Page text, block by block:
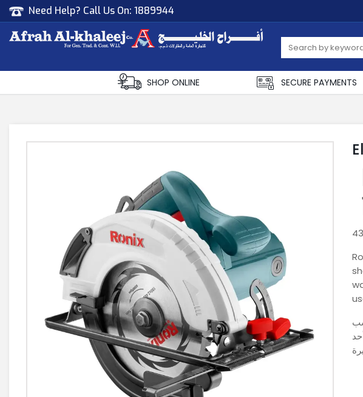
Need Help? Call Us On: 1889944
SHOP ONLINE SECURE PAYMENTS
الآلة أحد